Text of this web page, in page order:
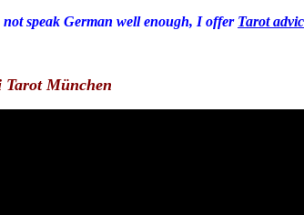
speak German well enough, I offer Tarot
Tarot München